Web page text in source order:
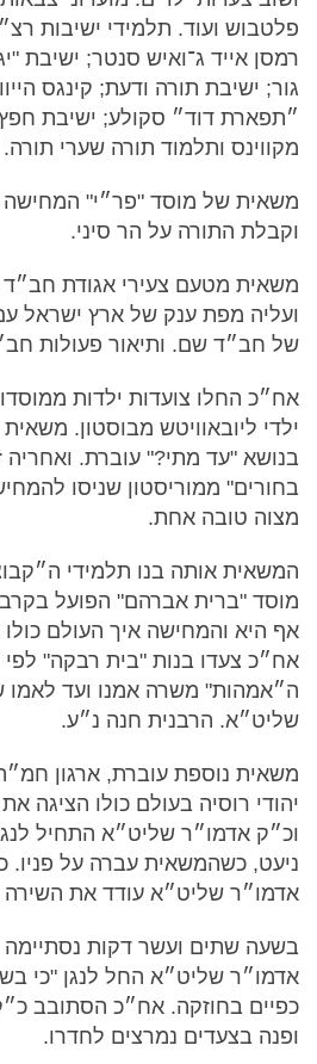
פלטבוש ועוד. תלמידי ישיבות
רמסן אייד ג־ואיש סנטר; ישיבת
גור; ישיבת תורה ודעת; קינגס
״תפארת דוד״ סקולע; ישיבת
מקווינס ותלמוד תורה שערי תורה.
משאית של מוסד "פר״י" המחישה
וקבלת התורה על הר סיני.
משאית מטעם צעירי אגודת
של חב״ד שם. ותיאור פעולות
אח״כ החלו צועדות ילדות
ילדי ליובאוויטש מבוסטון.
בנושא "עד מתי?" עוברת.
בחורים" ממוריסטון שניסו
מצוה טובה אחת.
המשאית אותה בנו תלמידי
מוסד "ברית אברהם" הפועל בקרב
אף היא והמחישה איך העולם
אח״כ צעדו בנות "בית רבקה"
ה״אמהות" משרה אמנו ועד
שליט״א. הרבנית חנה נ״ע.
משאית נוספת עוברת, ארגון
יהודי רוסיה בעולם כולו הציגה
וכ״ק אדמו״ר שליט״א התחיל
ניעט, כשהמשאית עברה על פניו.
אדמו״ר שליט״א עודד את השירה
בשעה שתים ועשר דקות נסתיימה
אדמו״ר שליט״א החל לנגן "כי
כפיים בחוזקה. אח״כ הסתובב
ופנה בצעדים נמרצים לחדרו.